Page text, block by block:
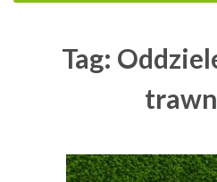
Tag: